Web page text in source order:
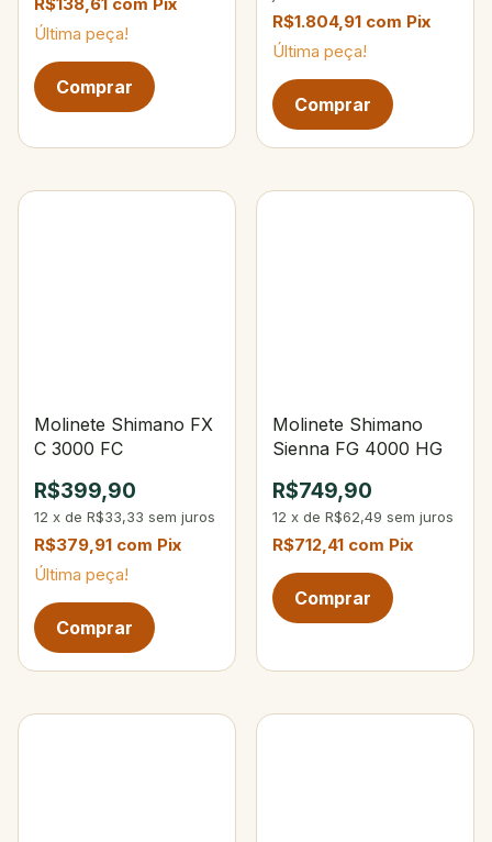
Última peça!
R$1.804,91 com Pix
Última peça!
Molinete Shimano FX
C 3000 FC
R$399,90
12 x de R$33,33 sem juros
R$379,91 com Pix
Última peça!
Molinete Shimano
Sienna FG 4000 HG
R$749,90
12 x de R$62,49 sem juros
R$712,41 com Pix